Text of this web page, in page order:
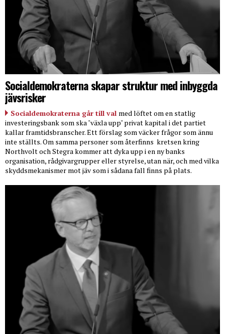
Socialdemokraterna skapar struktur med inbyggda
jävsrisker
Socialdemokraterna går till val med löftet om en statlig
investeringsbank som ska "växla upp" privat kapital i det partiet
kallar framtidsbranscher. Ett förslag som väcker frågor som ännu
inte ställts. Om samma personer som återfinns kretsen kring
Northvolt och Stegra kommer att dyka upp i en ny banks
organisation, rådgivargrupper eller styrelse, utan när, och med vilka
skyddsmekanismer mot jäv som i sådana fall finns på plats.